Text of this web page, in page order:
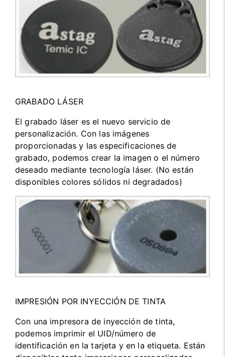
GRABADO LÁSER
El grabado láser es el nuevo servicio de
personalización. Con las imágenes
proporcionadas y las especificaciones de
grabado, podemos crear la imagen o el número
deseado mediante tecnología láser. (No están
disponibles colores sólidos ni degradados)
IMPRESIÓN POR INYECCIÓN DE TINTA
Con una impresora de inyección de tinta,
podemos imprimir el UID/número de
identificación en la tarjeta y en la etiqueta. Están